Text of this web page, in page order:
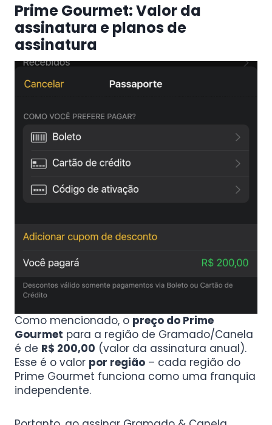
Prime Gourmet:Valorda
assinatura e planos de
assinatura
Como mencionado, o preço do Prime
Gourmet para a região de Gramado/Canela
é de R$ 200,00 (valor da assinatura anual).
Esse é o valor por região – cada região do
Prime Gourmet funciona como uma franquia
independente.